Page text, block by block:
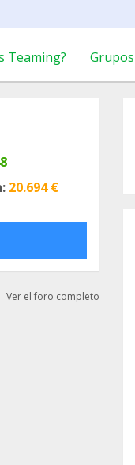
Teaming? Grupos
20.694 €
Ver el foro completo